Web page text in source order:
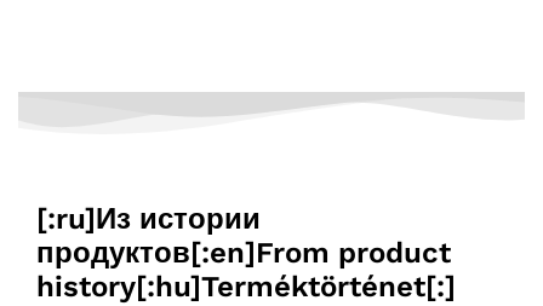
[:ru]Из истории
продуктов[:en]From product
history[:hu]Terméktörténet[:]